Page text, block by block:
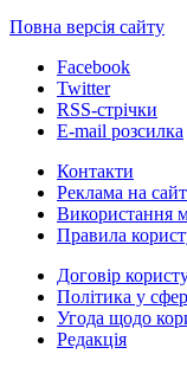
Повна версія сайту
Facebook
Twitter
RSS-стрічки
E-mail розсилка
Контакти
Реклама на
Використання
Правила
Договір
Політика у
Угода щодо
Редакція